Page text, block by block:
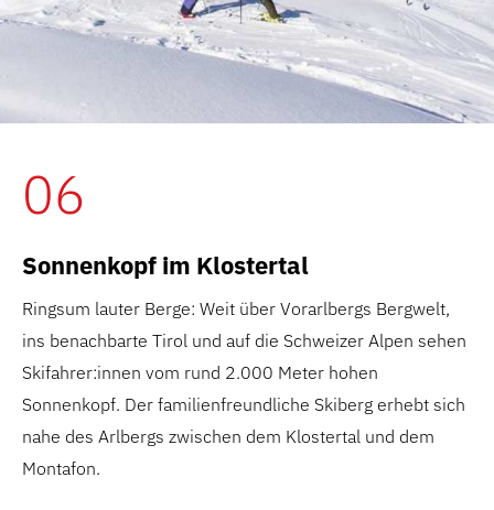
06
Sonnenkopf im Klostertal
Ringsum lauter Berge: Weit über Vorarlbergs Bergwelt,
ins benachbarte Tirol und auf die Schweizer Alpen sehen
Skifahrer:innen vom rund 2.000 Meter hohen
Sonnenkopf. Der familienfreundliche Skiberg erhebt sich
nahe des Arlbergs zwischen dem Klostertal und dem
Montafon.